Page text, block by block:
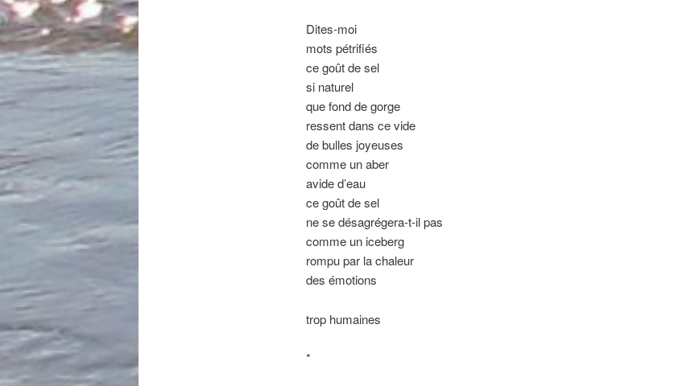
Dites-moi
mots pétrifiés
ce goût de sel
si naturel
que fond de gorge
ressent dans ce vide
de bulles joyeuses
comme un aber
avide d’eau
ce goût de sel
ne se désagrégera-t-il pas
comme un iceberg
rompu par la chaleur
des émotions
trop humaines
*